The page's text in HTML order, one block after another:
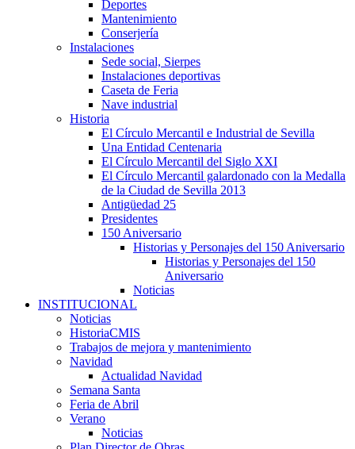
Deportes
Mantenimiento
Conserjería
Instalaciones
Sede social, Sierpes
Instalaciones deportivas
Caseta de Feria
Nave industrial
Historia
El Círculo Mercantil e Industrial de Sevilla
Una Entidad Centenaria
El Círculo Mercantil del Siglo XXI
El Círculo Mercantil galardonado con la Medalla
de la Ciudad de Sevilla 2013
Antigüedad 25
Presidentes
150 Aniversario
Historias y Personajes del 150 Aniversario
Historias y Personajes del 150
Aniversario
Noticias
INSTITUCIONAL
Noticias
HistoriaCMIS
Trabajos de mejora y mantenimiento
Navidad
Actualidad Navidad
Semana Santa
Feria de Abril
Verano
Noticias